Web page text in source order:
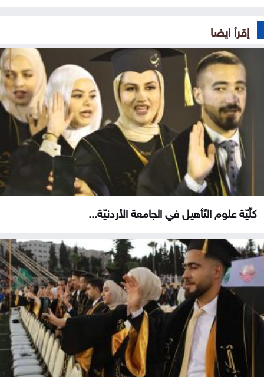
إقرأ ايضا
كلّيّة علوم التّأهيل في الجامعة الأردنيّة...